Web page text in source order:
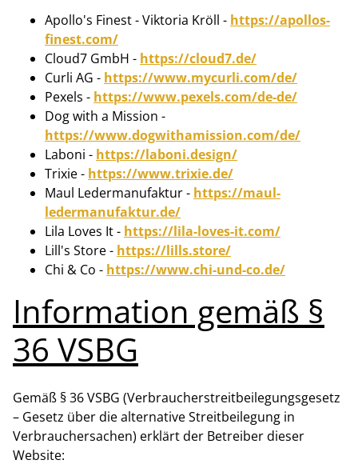
Apollo's Finest - Viktoria Kröll - https://apollos-
finest.com/
Cloud7 GmbH - https://cloud7.de/
Curli AG - https://www.mycurli.com/de/
Pexels - https://www.pexels.com/de-de/
Dog with a Mission -
https://www.dogwithamission.com/de/
Laboni - https://laboni.design/
Trixie - https://www.trixie.de/
Maul Ledermanufaktur - https://maul-
ledermanufaktur.de/
Lila Loves It - https://lila-loves-it.com/
Lill's Store - https://lills.store/
Chi & Co - https://www.chi-und-co.de/
Information gemäß §
36 VSBG
Gemäß § 36 VSBG (Verbraucherstreitbeilegungsgesetz
– Gesetz über die alternative Streitbeilegung in
Verbrauchersachen) erklärt der Betreiber dieser
Website: